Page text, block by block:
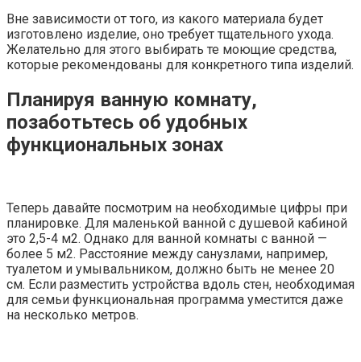
Вне зависимости от того, из какого материала будет
изготовлено изделие, оно требует тщательного ухода.
Желательно для этого выбирать те моющие средства,
которые рекомендованы для конкретного типа изделий.
Планируя ванную комнату,
позаботьтесь об удобных
функциональных зонах
Теперь давайте посмотрим на необходимые цифры при
планировке. Для маленькой ванной с душевой кабиной
это 2,5-4 м2. Однако для ванной комнаты с ванной —
более 5 м2. Расстояние между санузлами, например,
туалетом и умывальником, должно быть не менее 20
см. Если разместить устройства вдоль стен, необходимая
для семьи функциональная программа уместится даже
на несколько метров.